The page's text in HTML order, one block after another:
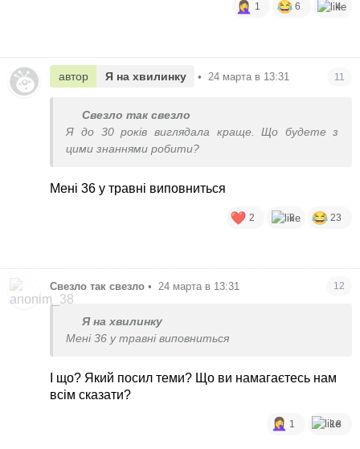
1 6 4
автор Я на хвилинку • 24 марта в 13:31 11
Свезло так свезло
Я до 30 років виглядала краще. Що будете з
цими знаннями робити?
Мені 36 у травні виповниться
2 8 23
Свезло так свезло • 24 марта в 13:31 12
Я на хвилинку
Мені 36 у травні виповниться
І що? Який посил теми? Що ви намагаєтесь нам
всім сказати?
1 18